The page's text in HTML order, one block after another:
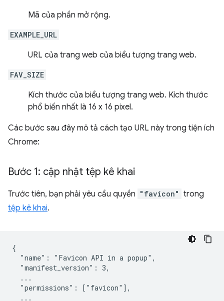
Mã của phần mở rộng.
EXAMPLE_URL
URL của trang web của biểu tượng trang web.
FAV_SIZE
Kích thước của biểu tượng trang web. Kích thước
phổ biến nhất là 16 x 16 pixel.
Các bước sau đây mô tả cách tạo URL này trong tiện ích
Chrome:
Bước 1: cập nhật tệp kê khai
Trước tiên, bạn phải yêu cầu quyền "favicon" trong
tệp kê khai.
{
  "name": "Favicon API in a popup",
  "manifest_version": 3,
  ...
  "permissions": ["favicon"],
  ...